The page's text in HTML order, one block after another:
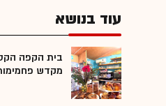
עוד בנושא
בית הקפה
מקדש